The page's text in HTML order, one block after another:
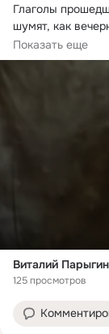
Глаголы
шумят, как
Как души
Жил… Выбыл…
Показать еще
Виталий
125 просмотров